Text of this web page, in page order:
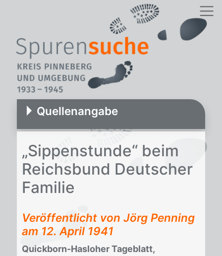
Quellenangabe
„Sip­pen­stun­de“ beim
Reichs­bund Deut­scher
Fa­mi­lie
Veröffentlicht von Jörg Penning
am 12. April 1941
Quickborn-Hasloher Tageblatt,